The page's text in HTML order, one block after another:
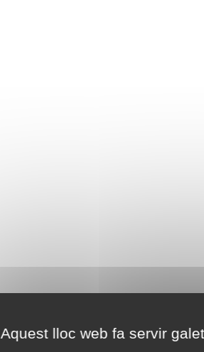
Aquest lloc web fa servir